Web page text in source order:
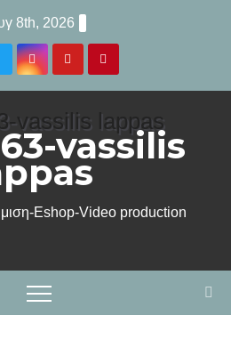
8th, 2026
vassilis
Eshop-Video production